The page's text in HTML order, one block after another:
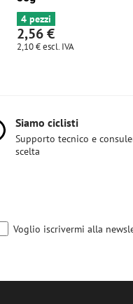
escl. IVA
Siamo ciclisti
Supporto tecnico e
scelta
Voglio iscrivermi alla